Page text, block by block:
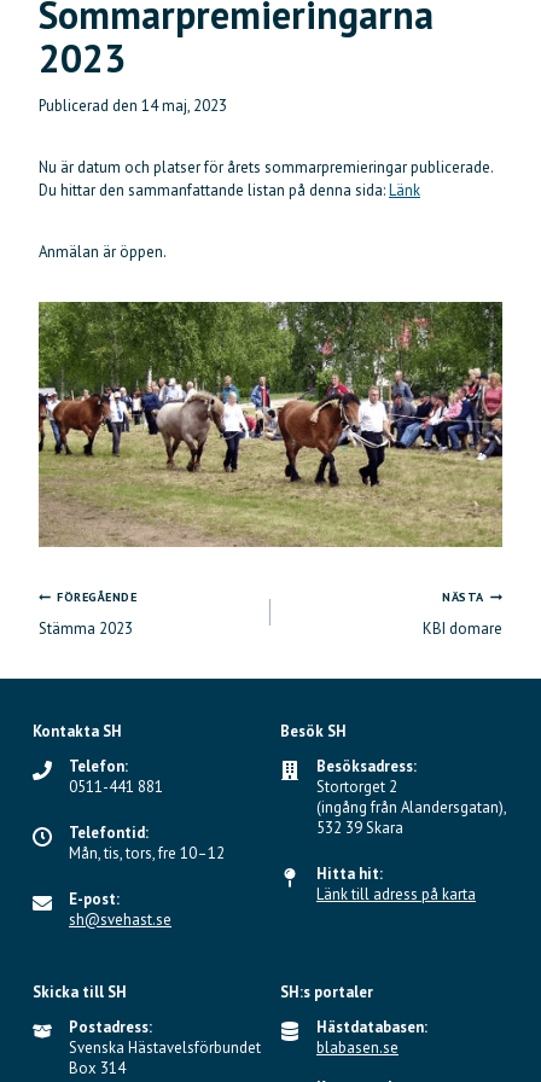
Sommarpremieringarna
2023
Publicerad den 14 maj, 2023
Nu är datum och platser för årets sommarpremieringar publicerade.
Du hittar den sammanfattande listan på denna sida:Länk
Anmälan är öppen.
Inläggsnavigering
FÖREGÅENDE
Stämma 2023
NÄSTA
KBI domare
Kontakta SH
Telefon:
0511-441 881
Telefontid:
Mån, tis, tors, fre 10–12
E-post:
sh@svehast.se
Besök SH
Besöksadress:
Stortorget 2
(ingång från Alandersgatan),
532 39 Skara
Hitta hit:
Länk till adress på karta
Skicka till SH
Postadress:
Svenska Hästavelsförbundet
Box 314
SH:s portaler
Hästdatabasen:
blabasen.se